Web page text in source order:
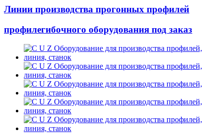
Линии производства прогонных профилей
профилегибочного оборудования под заказ